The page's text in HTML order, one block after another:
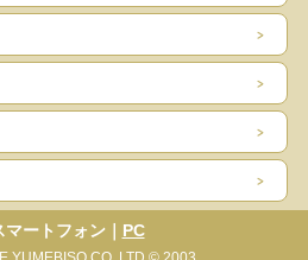
ートフォン｜ PC